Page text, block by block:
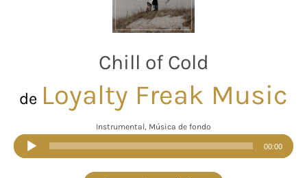
Chill of Cold
de Loyalty Freak Music
Instrumental, Música de fondo
Reproductor
de
00:00